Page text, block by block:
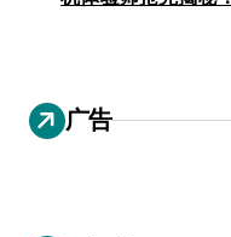
广告